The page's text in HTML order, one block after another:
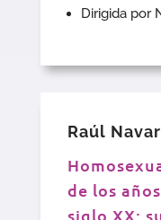
Dirigida por
Raúl
de los
siglo XX: